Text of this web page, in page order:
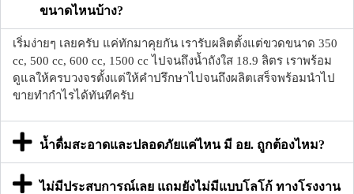
ขนาดไหนบ้าง?
เริ่มง่ายๆ เลยครับ แค่ทักมาคุยกัน เรารับผลิตตั้งแต่ขวดขนาด 350
cc, 500 cc, 600 cc, 1500 cc ไปจนถึงน้ำถังใส 18.9 ลิตร เราพร้อม
ดูแลให้ครบวงจรตั้งแต่ให้คำปรึกษาไปจนถึงผลิตเสร็จพร้อมนำไป
ขายทำกำไรได้ทันทีครับ
น้ำดื่มสะอาดและปลอดภัยแค่ไหน มี อย. ถูกต้องไหม?
ไม่มีประสบการณ์เลย แถมยังไม่มีแบบโลโก้ ทางโรงงาน